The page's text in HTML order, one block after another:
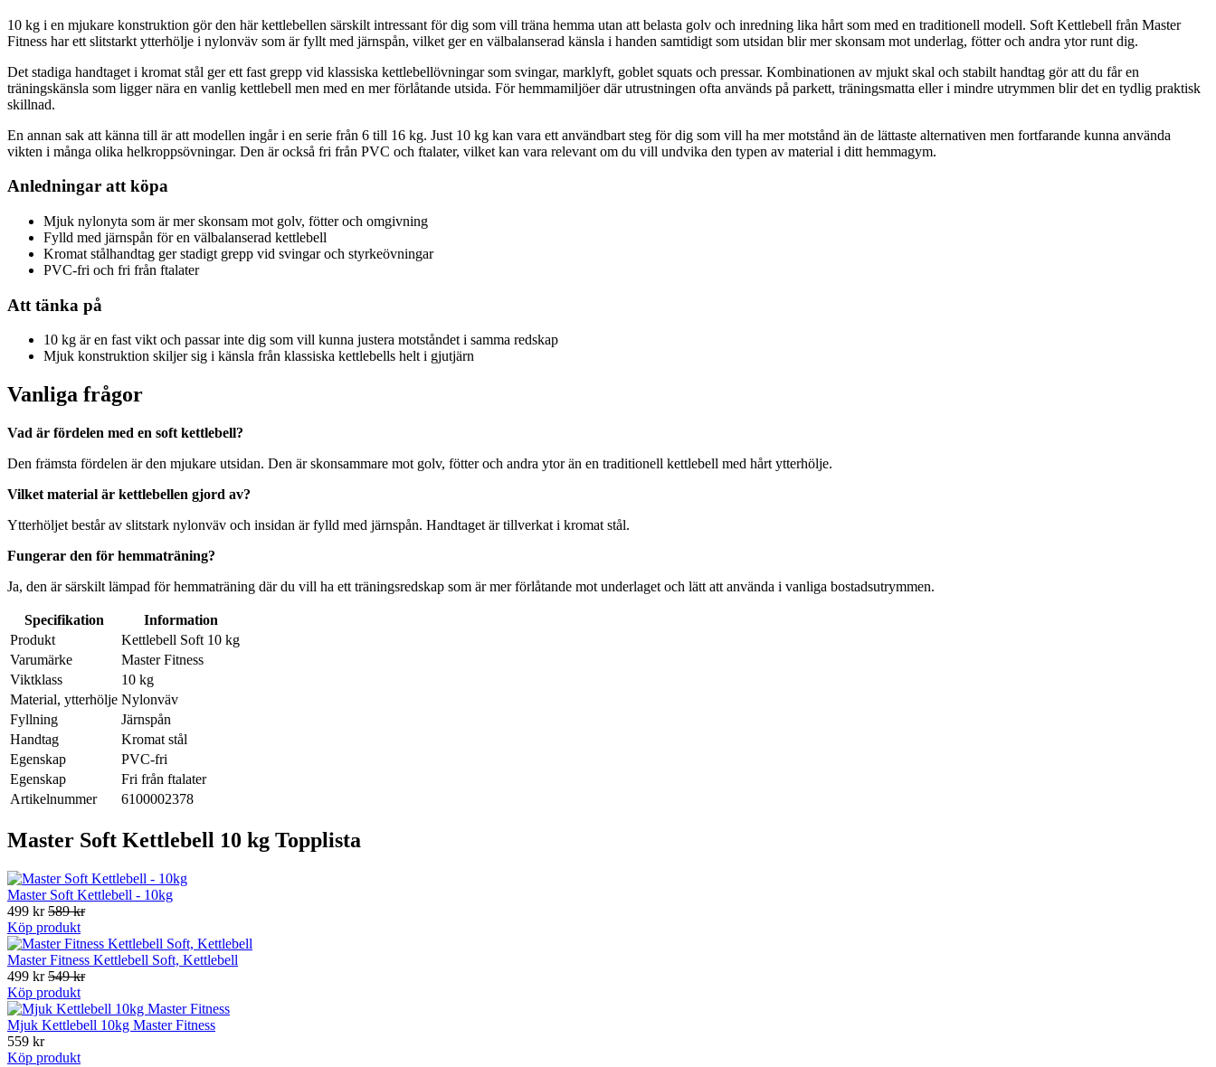
10 kg i en mjukare konstruktion gör den här kettlebellen särskilt intressant för dig som vill träna hemma utan att belasta golv och inredning lika hårt som med en traditionell modell. Soft Kettlebell från Master
Fitness har ett slitstarkt ytterhölje i nylonväv som är fyllt med järnspån, vilket ger en välbalanserad känsla i handen samtidigt som utsidan blir mer skonsam mot underlag, fötter och andra ytor runt dig.
Det stadiga handtaget i kromat stål ger ett fast grepp vid klassiska kettlebellövningar som svingar, marklyft, goblet squats och pressar. Kombinationen av mjukt skal och stabilt handtag gör att du får en
träningskänsla som ligger nära en vanlig kettlebell men med en mer förlåtande utsida. För hemmamiljöer där utrustningen ofta används på parkett, träningsmatta eller i mindre utrymmen blir det en tydlig praktisk
skillnad.
En annan sak att känna till är att modellen ingår i en serie från 6 till 16 kg. Just 10 kg kan vara ett användbart steg för dig som vill ha mer motstånd än de lättaste alternativen men fortfarande kunna använda
vikten i många olika helkroppsövningar. Den är också fri från PVC och ftalater, vilket kan vara relevant om du vill undvika den typen av material i ditt hemmagym.
Anledningar att köpa
Mjuk nylonyta som är mer skonsam mot golv, fötter och omgivning
Fylld med järnspån för en välbalanserad kettlebell
Kromat stålhandtag ger stadigt grepp vid svingar och styrkeövningar
PVC-fri och fri från ftalater
Att tänka på
10 kg är en fast vikt och passar inte dig som vill kunna justera motståndet i samma redskap
Mjuk konstruktion skiljer sig i känsla från klassiska kettlebells helt i gjutjärn
Vanliga frågor
Vad är fördelen med en soft kettlebell?
Den främsta fördelen är den mjukare utsidan. Den är skonsammare mot golv, fötter och andra ytor än en traditionell kettlebell med hårt ytterhölje.
Vilket material är kettlebellen gjord av?
Ytterhöljet består av slitstark nylonväv och insidan är fylld med järnspån. Handtaget är tillverkat i kromat stål.
Fungerar den för hemmaträning?
Ja, den är särskilt lämpad för hemmaträning där du vill ha ett träningsredskap som är mer förlåtande mot underlaget och lätt att använda i vanliga bostadsutrymmen.
Specifikation
Information
Produkt
Kettlebell Soft 10 kg
Varumärke
Master Fitness
Viktklass
10 kg
Material, ytterhölje Nylonväv
Fyllning
Järnspån
Handtag
Kromat stål
Egenskap
PVC-fri
Egenskap
Fri från ftalater
Artikelnummer
6100002378
Master Soft Kettlebell 10 kg Topplista
Master Soft Kettlebell - 10kg
499 kr589 kr
Köp produkt
Master Fitness Kettlebell Soft, Kettlebell
499 kr549 kr
Köp produkt
Mjuk Kettlebell 10kg Master Fitness
559 kr
Köp produkt